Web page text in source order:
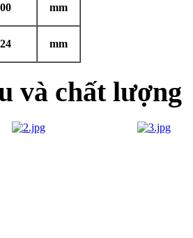
mm
mm
và chất lượng